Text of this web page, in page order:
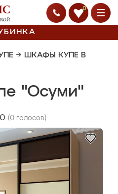
0
→ ШКАФЫ КУПЕ В
"Осуми"
(0 голосов)